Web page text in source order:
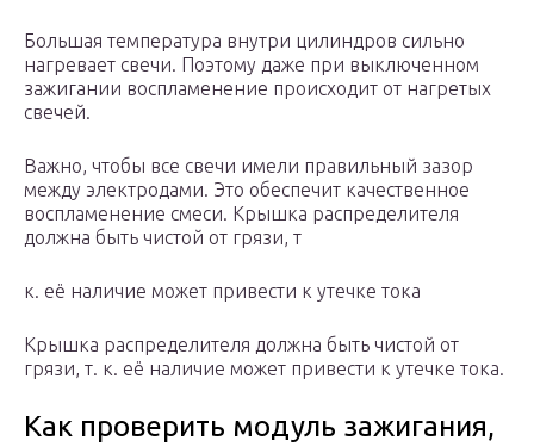
Большая температура внутри цилиндров сильно
нагревает свечи. Поэтому даже при выключенном
зажигании воспламенение происходит от нагретых
свечей.
Важно, чтобы все свечи имели правильный зазор
между электродами. Это обеспечит качественное
воспламенение смеси. Крышка распределителя
должна быть чистой от грязи, т
к. её наличие может привести к утечке тока
Крышка распределителя должна быть чистой от
грязи, т. к. её наличие может привести к утечке тока.
Как проверить модуль зажигания,